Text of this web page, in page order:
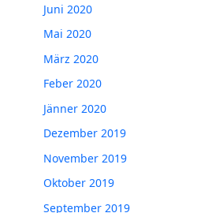
Juni 2020
Mai 2020
März 2020
Feber 2020
Jänner 2020
Dezember 2019
November 2019
Oktober 2019
September 2019